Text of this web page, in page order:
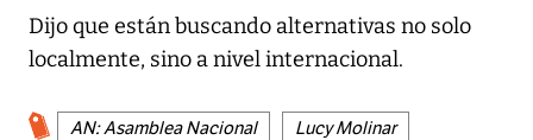
Dijo que están buscando alternativas no solo
localmente, sino a nivel internacional.
AN: Asamblea Nacional Lucy Molinar